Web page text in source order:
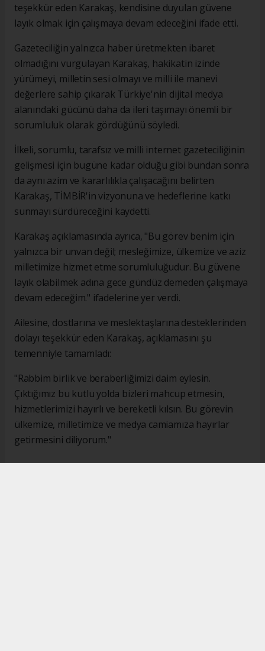
teşekkür eden Karakaş, kendisine duyulan güvene
layık olmak için çalışmaya devam edeceğini ifade etti.
Gazeteciliğin yalnızca haber üretmekten ibaret
olmadığını vurgulayan Karakaş, hakikatin izinde
yürümeyi, milletin sesi olmayı ve milli ile manevi
değerlere sahip çıkarak Türkiye'nin dijital medya
alanındaki gücünü daha da ileri taşımayı önemli bir
sorumluluk olarak gördüğünü söyledi.
İlkeli, sorumlu, tarafsız ve milli internet gazeteciliğinin
gelişmesi için bugüne kadar olduğu gibi bundan sonra
da aynı azim ve kararlılıkla çalışacağını belirten
Karakaş, TİMBİR'in vizyonuna ve hedeflerine katkı
sunmayı sürdüreceğini kaydetti.
Karakaş açıklamasında ayrıca, "Bu görev benim için
yalnızca bir unvan değil; mesleğimize, ülkemize ve aziz
milletimize hizmet etme sorumluluğudur. Bu güvene
layık olabilmek adına gece gündüz demeden çalışmaya
devam edeceğim." ifadelerine yer verdi.
Ailesine, dostlarına ve meslektaşlarına desteklerinden
dolayı teşekkür eden Karakaş, açıklamasını şu
temenniyle tamamladı:
"Rabbim birlik ve beraberliğimizi daim eylesin.
Çıktığımız bu kutlu yolda bizleri mahcup etmesin,
hizmetlerimizi hayırlı ve bereketli kılsın. Bu görevin
ülkemize, milletimize ve medya camiamıza hayırlar
getirmesini diliyorum."